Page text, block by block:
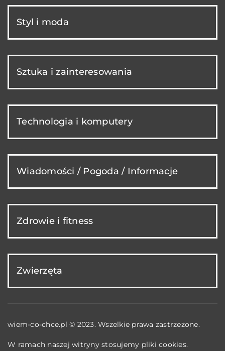
Styl i moda
Sztuka i zainteresowania
Technologia i komputery
Wiadomości / Pogoda / Informacje
Zdrowie i fitness
Zwierzęta
wiem-co-chce.pl © 2023. Wszelkie prawa zastrzeżone.
W ramach naszej witryny stosujemy pliki cookies.